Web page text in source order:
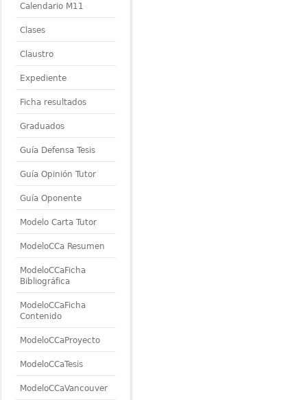
Calendario M11
Clases
Claustro
Expediente
Ficha resultados
Graduados
Guía Defensa Tesis
Guía Opinión Tutor
Guía Oponente
Modelo Carta Tutor
ModeloCCa Resumen
ModeloCCaFicha
Bibliográfica
ModeloCCaFicha
Contenido
ModeloCCaProyecto
ModeloCCaTesis
ModeloCCaVancouver